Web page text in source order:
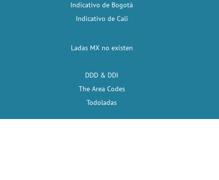
Indicativo de Bogotá
Indicativo de Cali
Ladas MX no existen
DDD & DDI
The Area Codes
Todoladas